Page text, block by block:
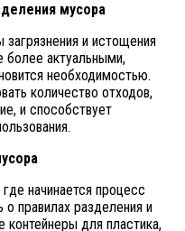
мусора
и истощения
более актуальными,
необходимостью.
количество отходов,
и способствует
начинается процесс
правилах разделения и
для пластика,